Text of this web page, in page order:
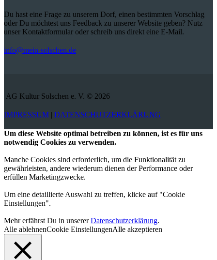
Du hast eine Frage zu unserem Dorf, einen bestimmten Vorschlag
oder Du möchtest uns Feedback zu unserer Website geben? Nutz
unser Kontaktformular oder schreib uns direkt eine E-Mail.
info@mein-solschen.de
AG Kultur Solschen e. V. © 2026
IMPRESSUM | DATENSCHUTZERKLÄRUNG
Um diese Website optimal betreiben zu können, ist es für uns
notwendig Cookies zu verwenden.
Manche Cookies sind erforderlich, um die Funktionalität zu
gewährleisten, andere wiederum dienen der Performance oder
erfüllen Marketingzwecke.
Um eine detaillierte Auswahl zu treffen, klicke auf "Cookie
Einstellungen".
Mehr erfährst Du in unsererDatenschutzerklärung.
Alle ablehnenCookie EinstellungenAlle akzeptieren